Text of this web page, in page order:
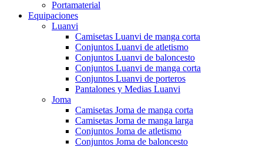
Portamaterial
Equipaciones
Luanvi
Camisetas Luanvi de manga corta
Conjuntos Luanvi de atletismo
Conjuntos Luanvi de baloncesto
Conjuntos Luanvi de manga corta
Conjuntos Luanvi de porteros
Pantalones y Medias Luanvi
Joma
Camisetas Joma de manga corta
Camisetas Joma de manga larga
Conjuntos Joma de atletismo
Conjuntos Joma de baloncesto